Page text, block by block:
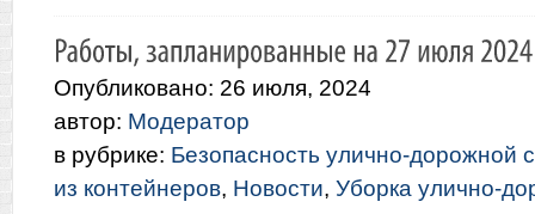
Опубликовано: 26 июля, 2024
автор: Модератор
в рубрике: Безопасность улично-дорожной
из контейнеров, Новости, Уборка улично-